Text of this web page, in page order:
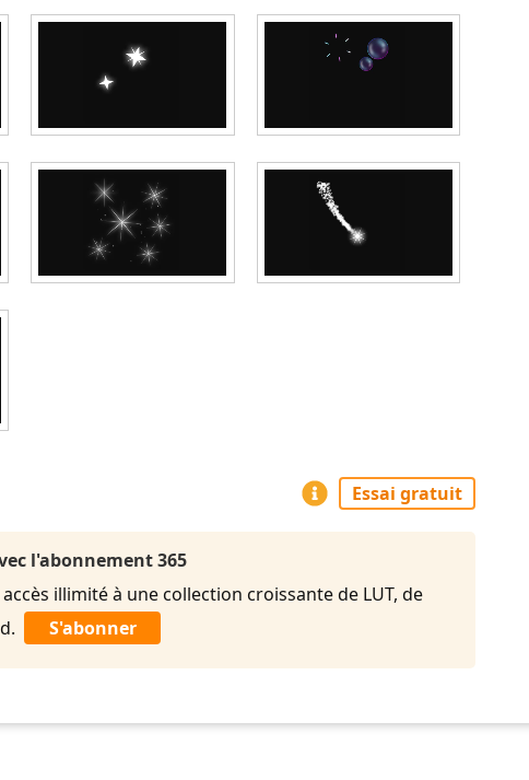
Essai gratuit
l'abonnement 365
illimité à une collection croissante de LUT, de
S'abonner